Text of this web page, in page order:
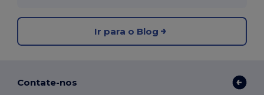
Ir para o Blog
Contate-nos